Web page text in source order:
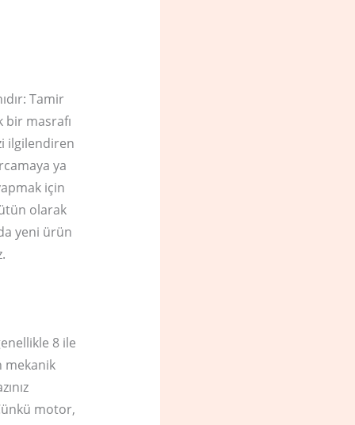
Tamir
bir masrafı
ilgilendiren
ya
için
olarak
yeni ürün
8 ile
mekanik
motor,